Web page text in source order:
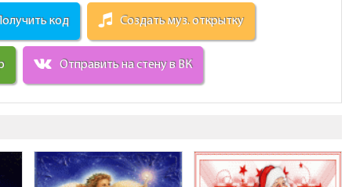
код Создать муз. открытку
Отправить на стену в ВК